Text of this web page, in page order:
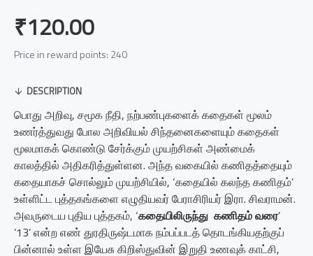
₹120.00
Price in reward points: 240
DESCRIPTION
பொது அறிவு, சமூக நீதி, நற்பண்புகளைக் கதைகள் மூலம்
உணர்த்துவது போல அறிவியல் சிந்தனைகளையும் கதைகள்
மூலமாகக் கொண்டு சேர்க்கும் முயற்சிகள் அண்மைக்
காலத்தில் அதிகரித்துள்ளன. அந்த வகையில் கணிதத்தையும்
கதையாகச் சொல்லும் முயற்சியில், ‘கதையில் கலந்த கணிதம்’
உள்ளிட்ட புத்தகங்களை எழுதியவர் பேராசிரியர் இரா. சிவராமன்.
அவருடைய புதிய புத்தகம், ‘கதையிலிருந்து கணிதம் வரை’
’13’ என்ற எண் துரதிருஷ்டமாக நம்பப்படத் தொடங்கியதற்குப்
பின்னால் உள்ள இயேசு கிறிஸ்துவின் இறுதி உணவுக் காட்சி,